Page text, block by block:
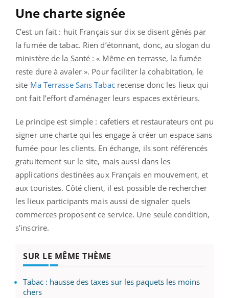
Une charte signée
C’est un fait : huit Français sur dix se disent gênés par
la fumée de tabac. Rien d’étonnant, donc, au slogan du
ministère de la Santé : « Même en terrasse, la fumée
reste dure à avaler ». Pour faciliter la cohabitation, le
site Ma Terrasse Sans Tabacrecense donc les lieux qui
ont fait l’effort d’aménager leurs espaces extérieurs.
Le principe est simple : cafetiers et restaurateurs ont pu
signer une charte qui les engage à créer un espace sans
fumée pour les clients. En échange, ils sont référencés
gratuitement sur le site, mais aussi dans les
applications destinées aux Français en mouvement, et
aux touristes. Côté client, il est possible de rechercher
les lieux participants mais aussi de signaler quels
commerces proposent ce service. Une seule condition,
s'inscrire.
SUR LE MÊME THÈME
Tabac : hausse des taxes sur les paquets les moins
chers